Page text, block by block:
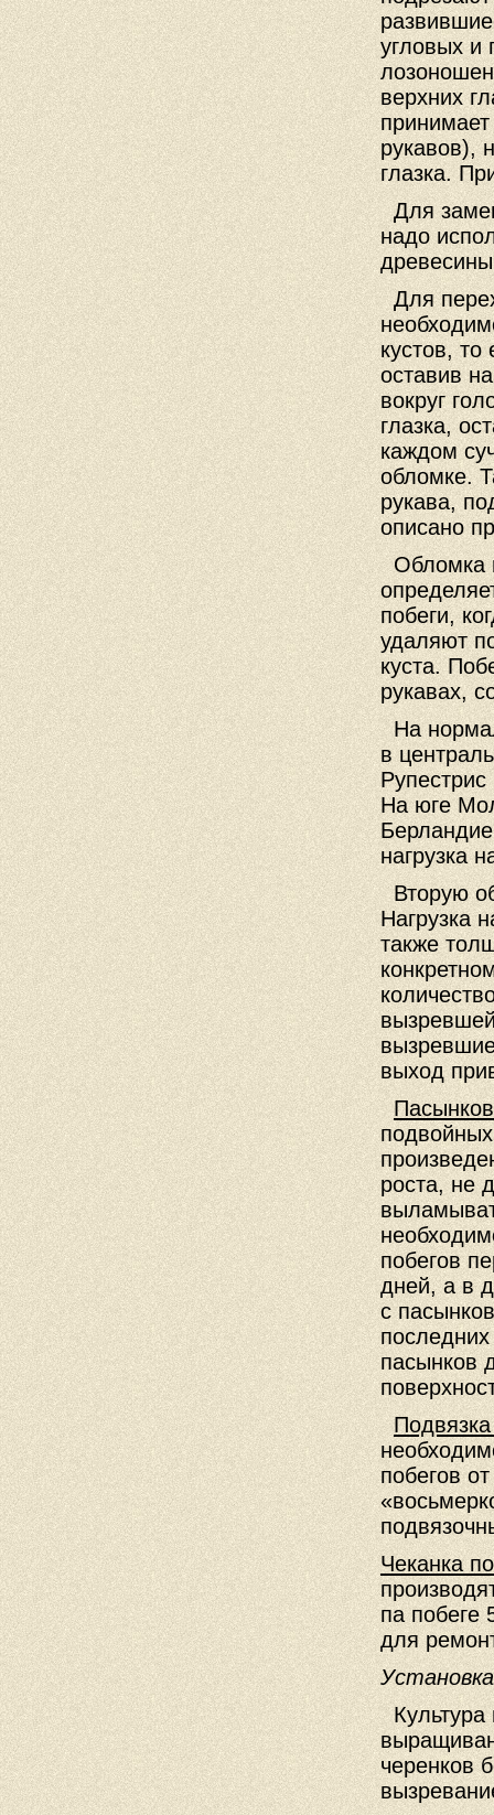
угловых и
верхних
рукавов),
глазка.
Для
надо
Для
кустов,
оставив
вокруг
глазка,
каждом
обломке.
рукава,
описано
Обломка
побеги,
удаляют
куста.
рукавах,
На
в
На юге
нагрузка
Вторую
Нагрузка
также
выход
роста, не
побегов
дней, а в
с
пасынков
побегов
Чеканка
па побеге
для
Культура
черенков